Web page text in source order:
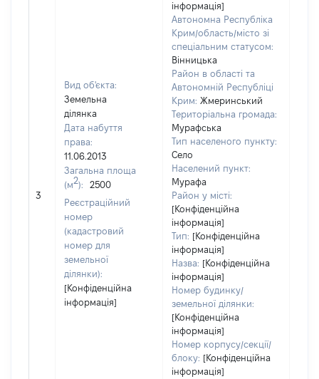
3
Вид об'єкта:
Земельна
ділянка
Дата набуття
права:
11.06.2013
Загальна площа
(м2):
2500
Реєстраційний
номер
(кадастровий
номер для
земельної
ділянки):
[Конфіденційна
інформація]
інформація]
Автономна Республіка
Крим/область/місто зі
спеціальним статусом:
Вінницька
Район в області та
Автономній Республіці
Крим: Жмеринський
Територіальна громада:
Мурафська
Тип населеного пункту:
Село
Населений пункт:
Мурафа
Район у місті:
[Конфіденційна
інформація]
Тип: [Конфіденційна
інформація]
Назва: [Конфіденційна
інформація]
Номер будинку/
земельної ділянки:
[Конфіденційна
інформація]
Номер корпусу/секції/
блоку: [Конфіденційна
інформація]